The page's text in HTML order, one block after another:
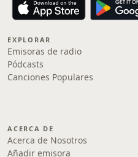
EXPLORAR
Emisoras de radio
Pódcasts
Canciones Populares
ACERCA DE
Acerca de Nosotros
Añadir emisora